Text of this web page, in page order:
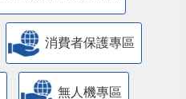
消費者保護專區
無人機專區